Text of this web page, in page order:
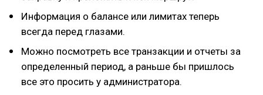
Информация о балансе или лимитах теперь
всегда перед глазами.
Можно посмотреть все транзакции и отчеты за
определенный период, а раньше бы пришлось
все это просить у администратора.